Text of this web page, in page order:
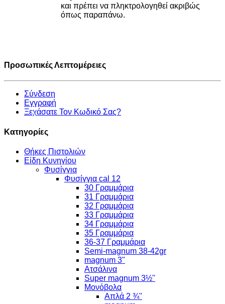
και πρέπει να πληκτρολογηθεί ακριβώς
όπως παραπάνω.
Προσωπικές Λεπτομέρειες
Σύνδεση
Εγγραφή
Ξεχάσατε Τον Κωδικό Σας?
Κατηγορίες
Θήκες Πιστολιών
Είδη Κυνηγίου
Φυσίγγια
Φυσίγγια cal 12
30 Γραμμάρια
31 Γραμμάρια
32 Γραμμάρια
33 Γραμμάρια
34 Γραμμάρια
35 Γραμμάρια
36-37 Γραμμάρια
Semi-magnum 38-42gr
magnum 3"
Ατσάλινα
Super magnum 3½''
Μονόβολα
Απλά 2 ¾''